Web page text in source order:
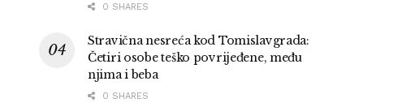
0 SHARES
Stravična nesreća kod Tomislavgrada:
Četiri osobe teško povrijeđene, među
njima i beba
0 SHARES